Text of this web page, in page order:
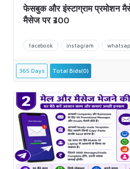
facebook instagram
फेसबुक और इंस्टाग्राम प्रमोशन
मैसेज पर ₹300
365 Days Total Bids(0)